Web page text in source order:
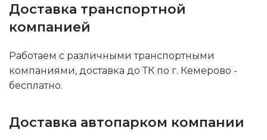
Доставка транспортной
компанией
Работаем с различными транспортными
компаниями, доставка до ТК по г. Кемерово -
бесплатно.
Доставка автопарком компании